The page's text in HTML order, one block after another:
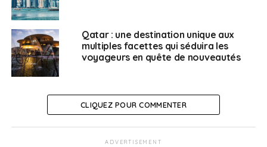
Qatar : une destination unique aux
multiples facettes qui séduira les
voyageurs en quête de nouveautés
CLIQUEZ POUR COMMENTER
ADVERTISEMENT